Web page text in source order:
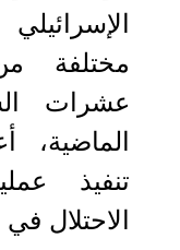
مختلفة
عشرات
الماضية،
تنفيذ
الاحتلال في